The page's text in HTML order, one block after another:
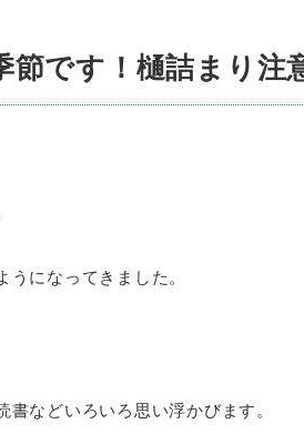
です！樋詰まり注
になってきました。
などいろいろ思い浮かびます。